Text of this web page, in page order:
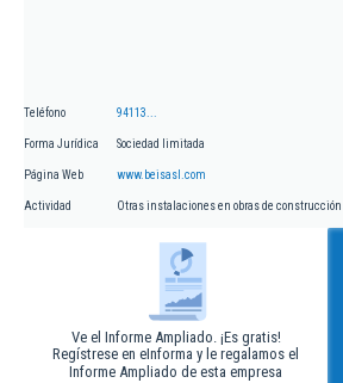
Teléfono 94113...
Forma Jurídica Sociedad limitada
Página Web www.beisasl.com
Actividad Otras instalaciones en obras de construcción
Ve el Informe Ampliado. ¡Es gratis!
Regístrese en eInforma y le regalamos el
Informe Ampliado de esta empresa